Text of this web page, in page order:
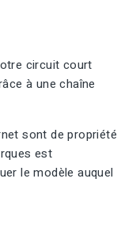
circuit court
à une chaîne
sont de propriété
est
le modèle auquel